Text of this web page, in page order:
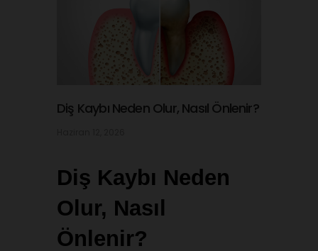
Diş Kaybı Neden Olur, Nasıl Önlenir?
Diş Kaybı Neden
Olur, Nasıl
Önlenir?